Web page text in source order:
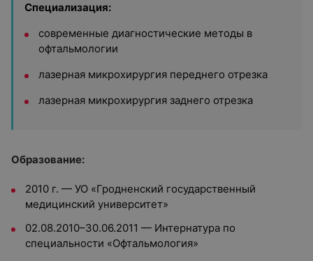
Специализация:
современные диагностические методы в
офтальмологии
лазерная микрохирургия переднего отрезка
лазерная микрохирургия заднего отрезка
Образование:
2010 г. — УО «Гродненский государственный
медицинский университет»
02.08.2010–30.06.2011 — Интернатура по
специальности «Офтальмология»